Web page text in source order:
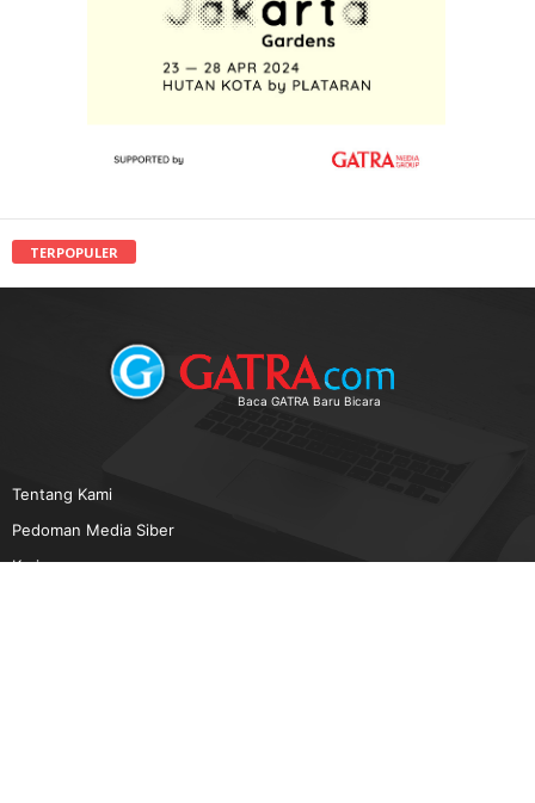
TERPOPULER
Baca GATRA Baru Bicara
Tentang Kami
Pedoman Media Siber
Karir